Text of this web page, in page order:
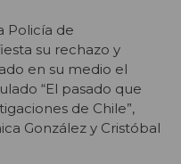
Policía de
su rechazo y
en su medio el
“El pasado que
de Chile”,
González y Cristóbal